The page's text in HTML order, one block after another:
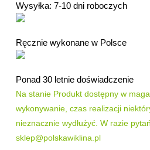
Wysyłka: 7-10 dni roboczych
Ręcznie wykonane w Polsce
Ponad 30 letnie doświadczenie
Na stanie Produkt dostępny w
wykonywanie, czas realizacji
nieznacznie wydłużyć. W razie
sklep@polskawiklina.pl